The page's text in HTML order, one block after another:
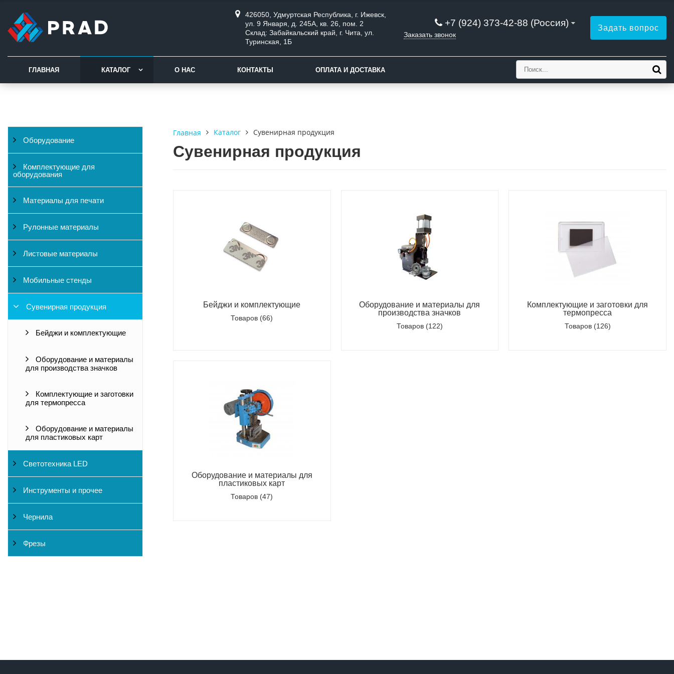
426050, Удмуртская Республика, г. Ижевск,
ул. 9 Января, д. 245А, кв. 26, пом. 2
Склад: Забайкальский край, г. Чита, ул.
Туринская, 1Б
+7 (924) 373-42-88 (Россия)
Заказать звонок
Задать вопрос
ГЛАВНАЯ КАТАЛОГ О НАС КОНТАКТЫ ОПЛАТА И ДОСТАВКА
Оборудование
Комплектующие для
оборудования
Материалы для печати
Рулонные материалы
Листовые материалы
Мобильные стенды
Сувенирная продукция
Бейджи и комплектующие
Оборудование и материалы
для производства значков
Комплектующие и заготовки
для термопресса
Оборудование и материалы
для пластиковых карт
Светотехника LED
Инструменты и прочее
Чернила
Фрезы
Главная Каталог Сувенирная продукция
Сувенирная продукция
Бейджи и комплектующие
Товаров (66)
Оборудование и материалы для
производства значков
Товаров (122)
Комплектующие и заготовки для
термопресса
Товаров (126)
Оборудование и материалы для
пластиковых карт
Товаров (47)